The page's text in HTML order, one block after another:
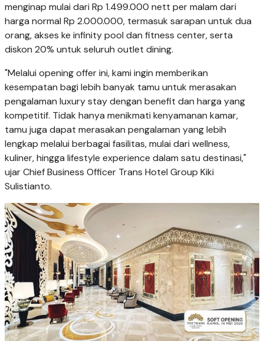
menginap mulai dari Rp 1.499.000 nett per malam dari
harga normal Rp 2.000.000, termasuk sarapan untuk dua
orang, akses ke infinity pool dan fitness center, serta
diskon 20% untuk seluruh outlet dining.
"Melalui opening offer ini, kami ingin memberikan
kesempatan bagi lebih banyak tamu untuk merasakan
pengalaman luxury stay dengan benefit dan harga yang
kompetitif. Tidak hanya menikmati kenyamanan kamar,
tamu juga dapat merasakan pengalaman yang lebih
lengkap melalui berbagai fasilitas, mulai dari wellness,
kuliner, hingga lifestyle experience dalam satu destinasi,"
ujar Chief Business Officer Trans Hotel Group Kiki
Sulistianto.